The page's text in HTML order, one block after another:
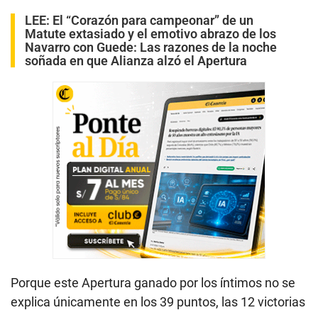
LEE: El “Corazón para campeonar” de un
Matute extasiado y el emotivo abrazo de los
Navarro con Guede: Las razones de la noche
soñada en que Alianza alzó el Apertura
Porque este Apertura ganado por los íntimos no se
explica únicamente en los 39 puntos, las 12 victorias